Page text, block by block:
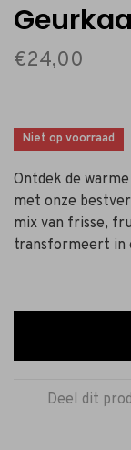
€24,00
Niet op voorraad
Ontdek de
met onze
mix van frisse,
transformeert in
Deel dit